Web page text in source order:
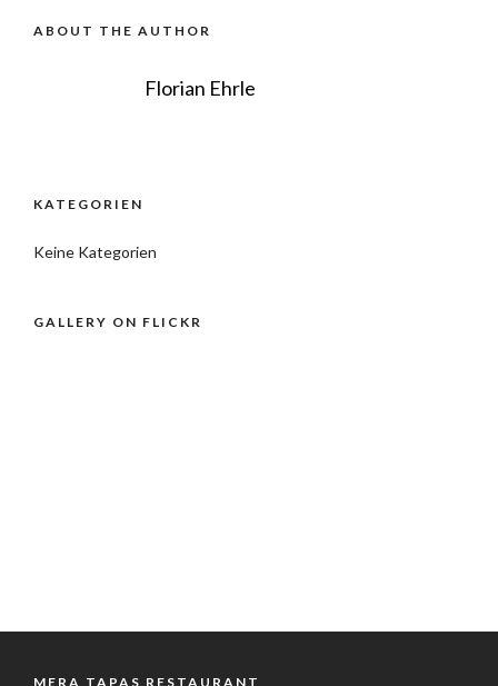
ABOUT THE AUTHOR
Florian Ehrle
KATEGORIEN
Keine Kategorien
GALLERY ON FLICKR
MERA TAPAS RESTAURANT